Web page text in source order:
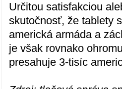
Určitou satisfakciou
skutočnosť, že tablety
americká armáda a
je však rovnako
presahuje 3-tisíc